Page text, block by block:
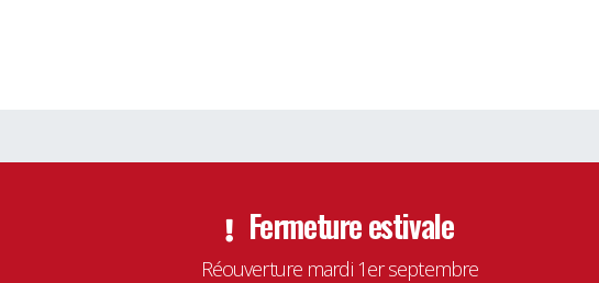
Fermeture estivale
Réouverture mardi 1er septembre